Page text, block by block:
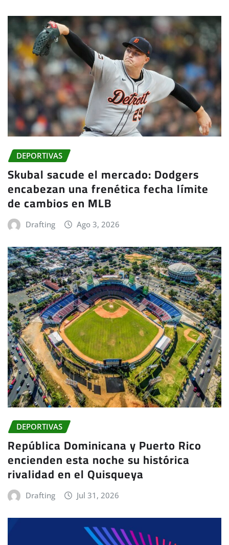
DEPORTIVAS
Skubal sacude el mercado: Dodgers
encabezan una frenética fecha límite
de cambios en MLB
Drafting Ago 3, 2026
DEPORTIVAS
República Dominicana y Puerto Rico
encienden esta noche su histórica
rivalidad en el Quisqueya
Drafting Jul 31, 2026